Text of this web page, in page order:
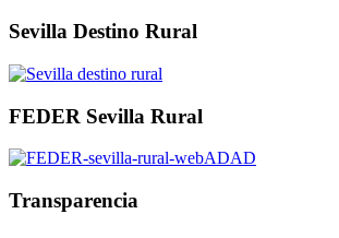
Sevilla Destino Rural
FEDER Sevilla Rural
Transparencia